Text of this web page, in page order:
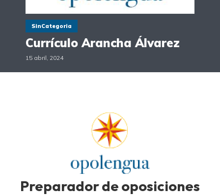
SinCategoria
Currículo Arancha Álvarez
15 abril, 2024
Preparador de oposiciones